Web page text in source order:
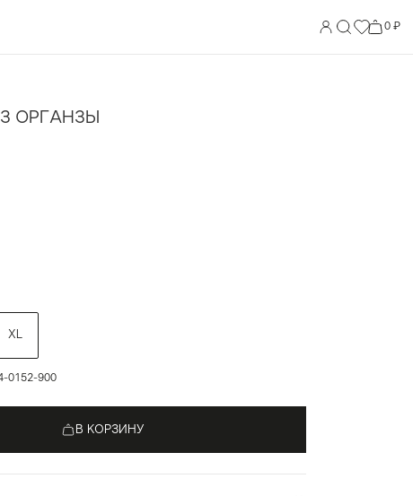
0 ₽
ОРГАНЗЫ
XL
0152-900
В КОРЗИНУ